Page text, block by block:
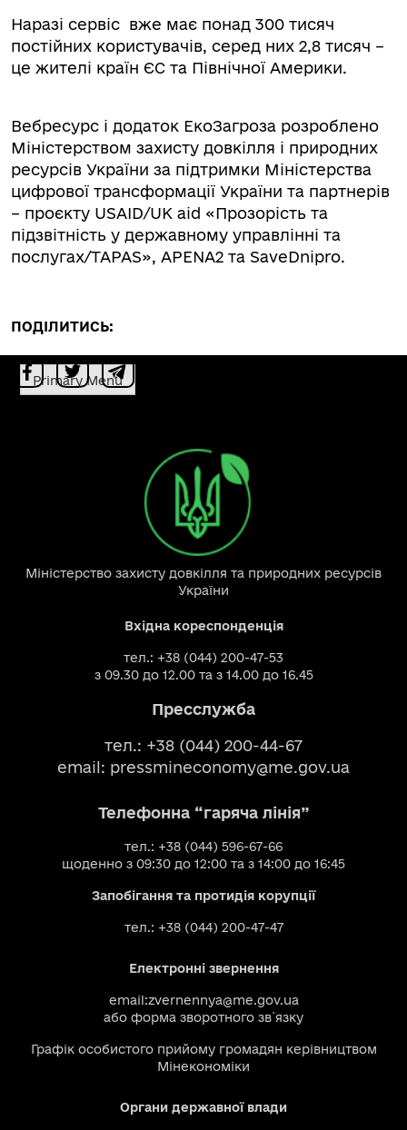
Наразі сервіс вже має понад 300 тисяч
постійних користувачів, серед них 2,8 тисяч –
це жителі країн ЄС та Північної Америки.
Вебресурс і додаток ЕкоЗагроза розроблено
Міністерством захисту довкілля і природних
ресурсів України за підтримки Міністерства
цифрової трансформації України та партнерів
– проєкту USAID/UK aid «Прозорість та
підзвітність у державному управлінні та
послугах/TAPAS», APENA2 та SaveDnipro.
ПОДІЛИТИСЬ:
Primary Menu
Міністерство захисту довкілля та природних ресурсів
України
Вхідна кореспонденція
тел.: +38 (044) 200-47-53
з 09.30 до 12.00 та з 14.00 до 16.45
Пресслужба
тел.: +38 (044) 200-44-67
email: pressmineconomy@me.gov.ua
Телефонна “гаряча лінія”
тел.: +38 (044) 596-67-66
щоденно з 09:30 до 12:00 та з 14:00 до 16:45
Запобігання та протидія корупції
тел.: +38 (044) 200-47-47
Електронні звернення
email:zvernennya@me.gov.ua
або форма зворотного зв`язку
Графік особистого прийому громадян керівництвом
Мінекономіки
Органи державної влади